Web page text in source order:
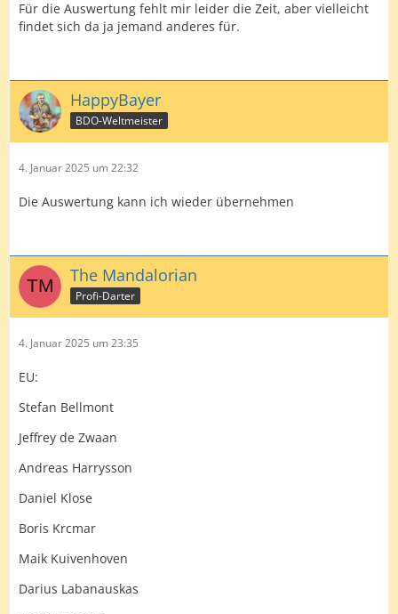
Für die Auswertung fehlt mir leider die Zeit, aber vielleicht
findet sich da ja jemand anderes für.
HappyBayer
BDO-Weltmeister
4. Januar 2025 um 22:32
Die Auswertung kann ich wieder übernehmen
The Mandalorian
Profi-Darter
4. Januar 2025 um 23:35
EU:
Stefan Bellmont
Jeffrey de Zwaan
Andreas Harrysson
Daniel Klose
Boris Krcmar
Maik Kuivenhoven
Darius Labanauskas